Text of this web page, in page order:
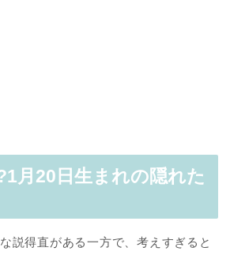
月20日生まれの隠れた
説得直がある一方で、考えすぎると